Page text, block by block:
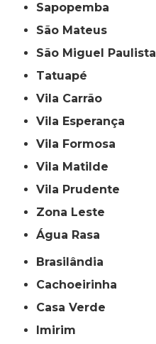
Sapopemba
São Mateus
São Miguel Paulista
Tatuapé
Vila Carrão
Vila Esperança
Vila Formosa
Vila Matilde
Vila Prudente
Zona Leste
Água Rasa
Brasilândia
Cachoeirinha
Casa Verde
Imirim